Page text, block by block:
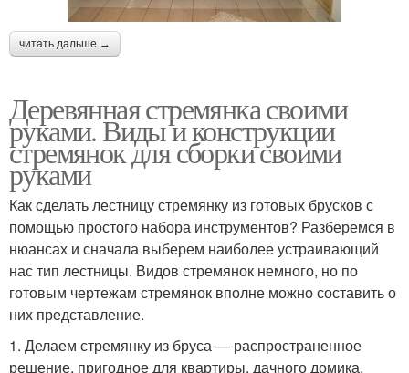
читать дальше →
Деревянная стремянка своими
руками. Виды и конструкции
стремянок для сборки своими
руками
Как сделать лестницу стремянку из готовых брусков с
помощью простого набора инструментов? Разберемся в
нюансах и сначала выберем наиболее устраивающий
нас тип лестницы. Видов стремянок немного, но по
готовым чертежам стремянок вполне можно составить о
них представление.
1. Делаем стремянку из бруса — распространенное
решение, пригодное для квартиры, дачного домика,